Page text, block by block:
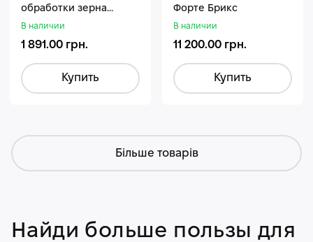
обработки зерна
Стармакс Гумифос
В наличии
1 891.00 грн.
Купить
Форте Брикс
В наличии
11 200.00 грн.
Купить
Більше товарів
Найди больше пользы для